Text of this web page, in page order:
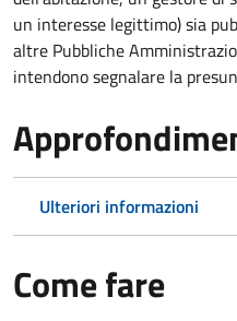
un interesse legittimo) sia
altre Pubbliche
intendono segnalare la
Ulteriori informazioni
Come fare